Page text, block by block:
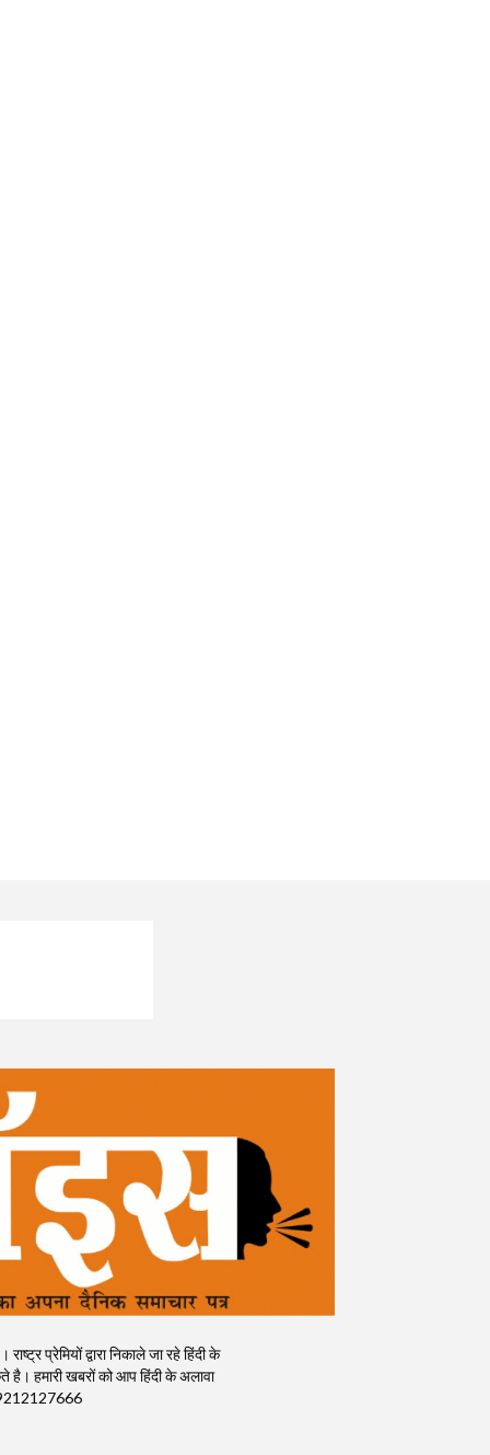
प्रेमियों द्वारा निकाले जा रहे हिंदी के
हमारी खबरों को आप हिंदी के अलावा